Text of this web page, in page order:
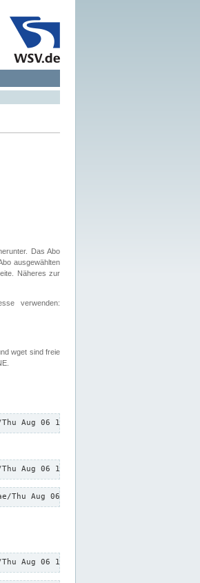
Das Abo
ausgewählten
Näheres zur
verwenden:
wget sind freie
Aug 06 16:37:26 CEST 2026/down.txt"
Thu Aug 06 16:37:26 CEST 2026/down.txt"
Thu Aug 06 16:37:26 CEST 2026/down.txt"
Aug 06 16:37:26 CEST 2026/down.txt"